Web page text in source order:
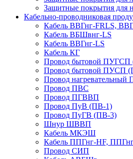
Защитные покрытия для
Кабельно-проводниковая
Кабель ВВГнг-FRLS,
Кабель ВБШвнг-LS
Кабель ВВГнг-LS
Кабель КГ
Провод бытовой
Провод бытовой ПУСП
Провод
Провод ПВС
Провод ПГВВП
Провод ПуВ (ПВ-1)
Провод ПуГВ (ПВ-3)
Шнур ШВВП
Кабель МКЭШ
Кабель ППГнг-HF,
Провод СИП